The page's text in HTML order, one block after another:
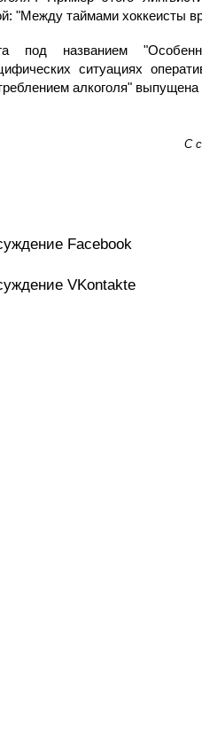
"Между таймами хоккеисты
под названием
ситуациях
алкоголя"
С
Facebook
VKontakte